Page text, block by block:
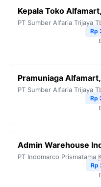
Kepala Toko
PT Sumber Alfaria Trijaya
Rp
Pramuniaga
PT Sumber Alfaria Trijaya
Rp
Admin Warehouse
PT Indomarco Prismatama
Rp